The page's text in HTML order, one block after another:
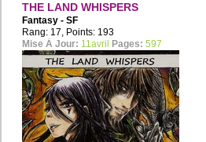
THE LAND WHISPERS
Fantasy - SF
Rang: 17, Points: 193
Mise À Jour: 11avril Pages: 597